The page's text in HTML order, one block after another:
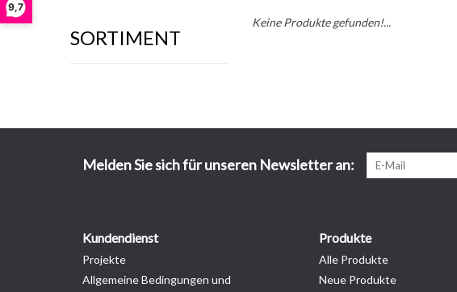
9,7
SORTIMENT
Keine Produkte gefunden!...
Melden Sie sich für unseren Newsletter an:
Kundendienst
Projekte
Allgemeine Bedingungen und
Produkte
Alle Produkte
Neue Produkte